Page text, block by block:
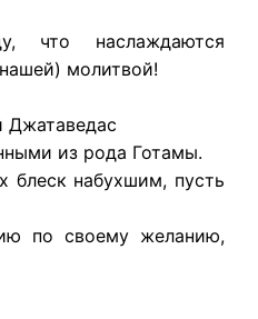
что наслаждаются
молитвой!
Джатаведас
из рода Готамы.
блеск набухшим, пусть
по своему желанию,